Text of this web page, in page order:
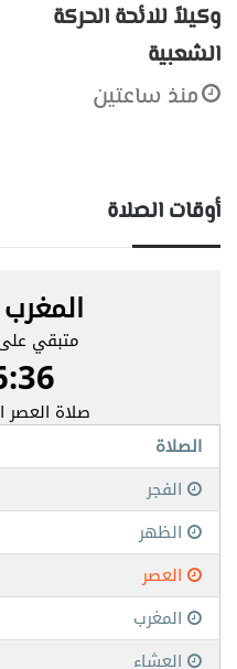
وكيلاً للائحة الحركة
الشعبية
منذ ساعتين
أوقات الصلاة